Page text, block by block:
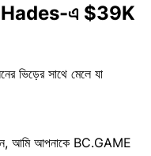
Hades-এ $39K
ভিড়ের সাথে মেলে যা
আমি আপনাকে BC.GAME